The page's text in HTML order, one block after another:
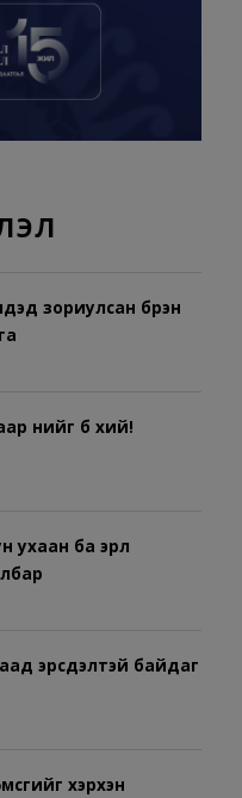
зориулсан бүрэн
үүнийг бүү хий!
ба эрүүл
эрсдэлтэй байдаг
хэрхэн